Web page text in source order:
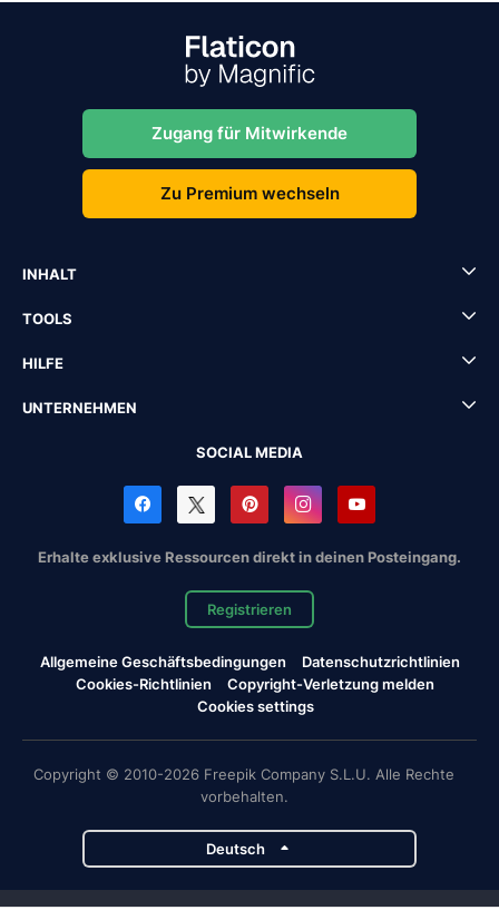
Zugang für Mitwirkende
Zu Premium wechseln
INHALT
TOOLS
HILFE
UNTERNEHMEN
SOCIAL MEDIA
Erhalte exklusive Ressourcen direkt in deinen Posteingang.
Registrieren
Allgemeine Geschäftsbedingungen
Datenschutzrichtlinien
Cookies-Richtlinien
Copyright-Verletzung melden
Cookies settings
Copyright © 2010-2026 Freepik Company S.L.U. Alle Rechte
vorbehalten.
Deutsch